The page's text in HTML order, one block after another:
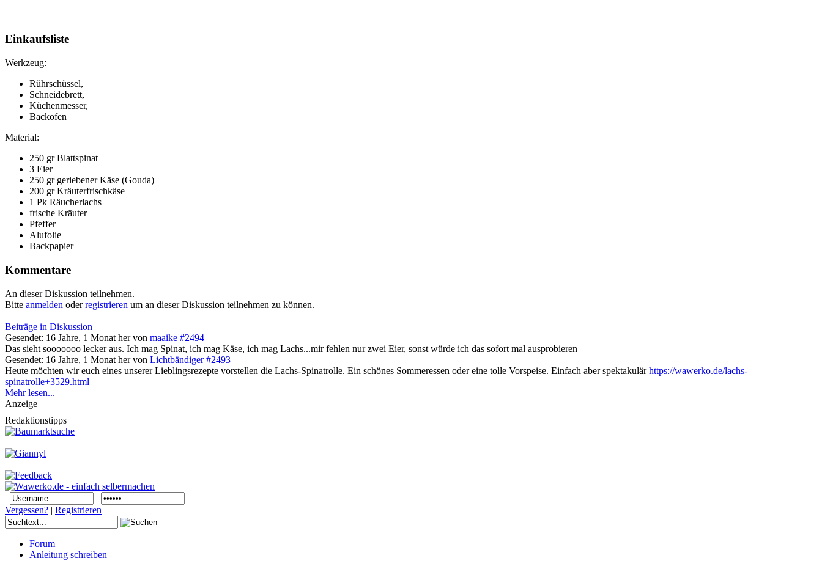
Einkaufsliste
Werkzeug:
Rührschüssel,
Schneidebrett,
Küchenmesser,
Backofen
Material:
250 gr Blattspinat
3 Eier
250 gr geriebener Käse (Gouda)
200 gr Kräuterfrischkäse
1 Pk Räucherlachs
frische Kräuter
Pfeffer
Alufolie
Backpapier
Kommentare
An dieser Diskussion teilnehmen.
Bitte anmelden oderregistrieren um an dieser Diskussion teilnehmen zu können.
Beiträge in Diskussion
Gesendet: 16 Jahre, 1 Monat hervon maaike #2494
Das sieht sooooooo lecker aus. Ich mag Spinat, ich mag Käse, ich mag Lachs...mir fehlen nur zwei Eier, sonst würde ich das sofort mal ausprobieren
Gesendet: 16 Jahre, 1 Monat hervon Lichtbändiger #2493
Heute möchten wir euch eines unserer Lieblingsrezepte vorstellen die Lachs-Spinatrolle. Ein schönes Sommeressen oder eine tolle Vorspeise. Einfach aber spektakulärhttps://wawerko.de/lachs-
spinatrolle+3529.html
Mehr lesen...
Anzeige
Redaktionstipps
Vergessen? | Registrieren
Forum
Anleitung schreiben